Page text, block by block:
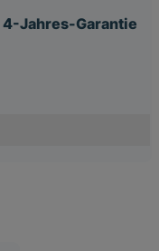
Jahres-Garantie